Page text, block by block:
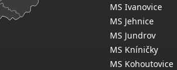
MS Ivanovice
MS Jehnice
MS Jundrov
MS Kníničky
MS Kohoutovice